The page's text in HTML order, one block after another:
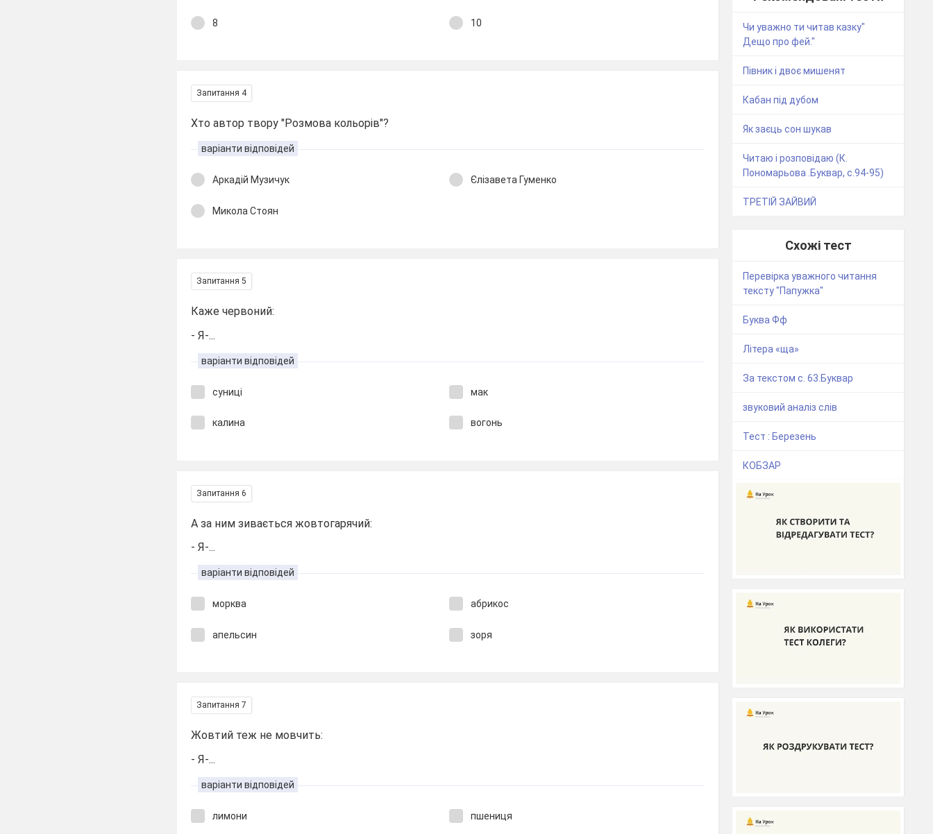
8 10
Запитання 4
Хто автор твору "Розмова кольорів"?
варіанти відповідей
Аркадій Музичук Єлізавета Гуменко
Микола Стоян
Запитання 5
Каже червоний:
- Я-...
варіанти відповідей
суниці мак
калина вогонь
Запитання 6
А за ним зивається жовтогарячий:
- Я-...
варіанти відповідей
морква абрикос
апельсин зоря
Запитання 7
Жовтий теж не мовчить:
- Я-...
варіанти відповідей
лимони пшениця
Чи уважно ти читав казку"
Дещо про фей."
Півник і двоє мишенят
Кабан під дубом
Як заєць сон шукав
Читаю і розповідаю (К.
Пономарьова .Буквар, с.94-95)
ТРЕТІЙ ЗАЙВИЙ
Схожі тест
Перевірка уважного читання
тексту "Папужка"
Буква Фф
Літера «ща»
За текстом с. 63.Буквар
звуковий аналіз слів
Тест : Березень
КОБЗАР